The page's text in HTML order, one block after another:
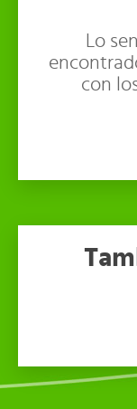
Lo
con